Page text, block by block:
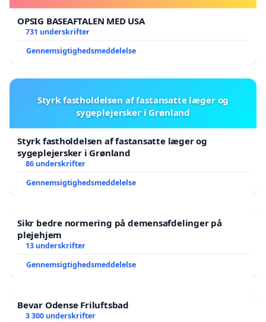
OPSIG BASEAFTALEN MED USA
731 underskrifter
Gennemsigtighedsmeddelelse
Styrk fastholdelsen af fastansatte læger og
sygeplejersker i Grønland
Styrk fastholdelsen af fastansatte læger og
sygeplejersker i Grønland
86 underskrifter
Gennemsigtighedsmeddelelse
Sikr bedre normering på demensafdelinger på
plejehjem
13 underskrifter
Gennemsigtighedsmeddelelse
Bevar Odense Friluftsbad
3 300 underskrifter